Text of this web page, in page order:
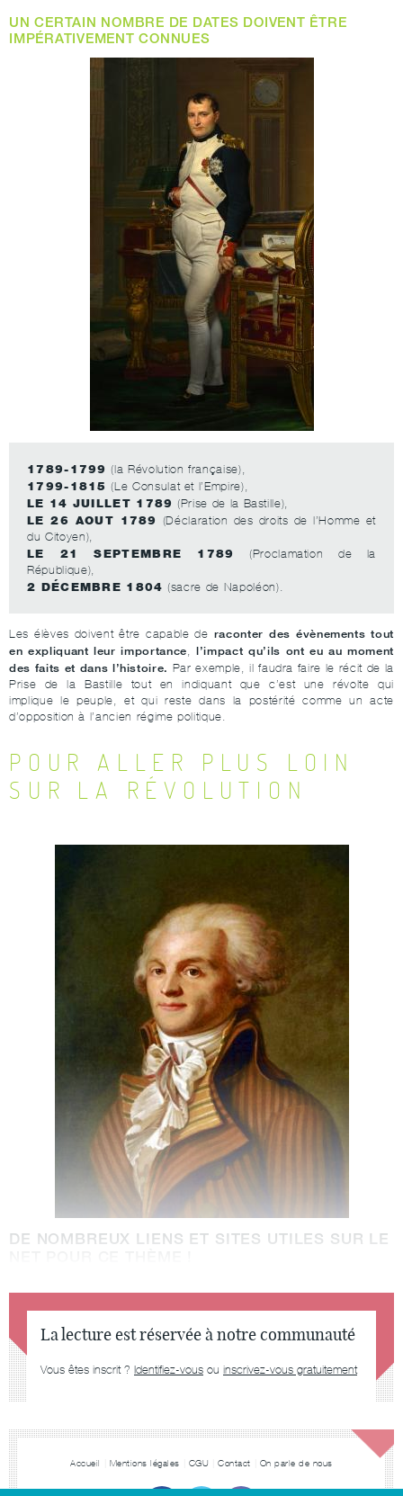
UN CERTAIN NOMBRE DE DATES DOIVENT ÊTRE
IMPÉRATIVEMENT CONNUES
1789-1799 (la Révolution française),
1799-1815 (Le Consulat et l’Empire),
LE 14 JUILLET 1789 (Prise de la Bastille),
LE 26 AOUT 1789 (Déclaration des droits de l’Homme et
du Citoyen),
LE 21 SEPTEMBRE 1789
(Proclamation de la
République),
2 DÉCEMBRE 1804 (sacre de Napoléon).
Les élèves doivent être capable de raconter des évènements tout
en expliquant leur importance,l’impact qu’ils ont eu au moment
des faits et dans l’histoire. Par exemple, il faudra faire le récit de la
Prise de la Bastille tout en indiquant que c’est une révolte qui
implique le peuple, et qui reste dans la postérité comme un acte
d’opposition à l’ancien régime politique.
POUR ALLER PLUS LOIN
SUR LA RÉVOLUTION
DE NOMBREUX LIENS ET SITES UTILES SUR LE
La lecture est réservée à notre communauté
Vous êtes inscrit ? Identifiez-vous ou inscrivez-vous gratuitement
Accueil Mentions légales CGU Contact On parle de nous